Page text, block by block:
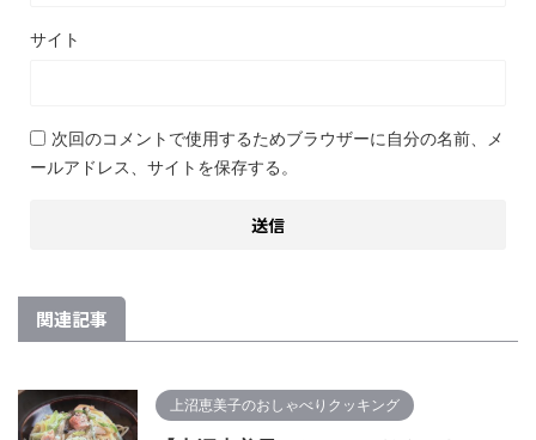
サイト
次回のコメントで使用するためブラウザーに自分の名前、メ
ールアドレス、サイトを保存する。
関連記事
上沼恵美子のおしゃべりクッキング